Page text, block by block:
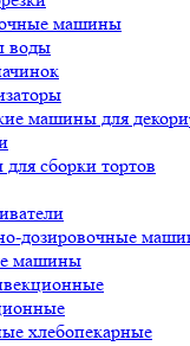
машины
воды
машины для
сборки тортов
дозировочные
машины
хлебопекарные